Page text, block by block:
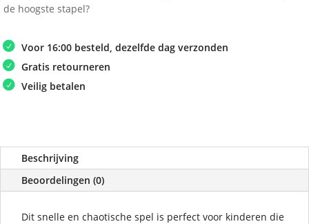
de hoogste stapel?
Voor 16:00 besteld, dezelfde dag verzonden
Gratis retourneren
Veilig betalen
Beschrijving
Beoordelingen (0)
Dit snelle en chaotische spel is perfect voor kinderen die